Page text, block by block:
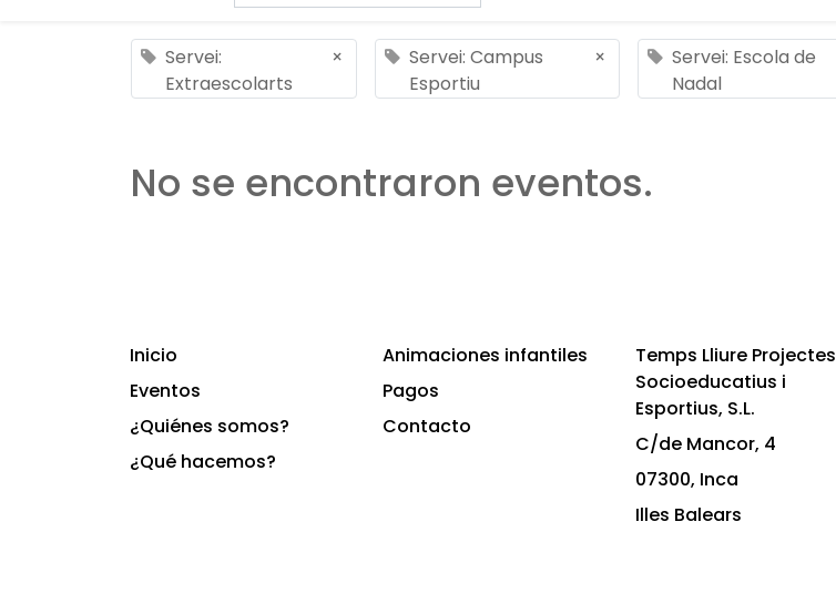
Servei:
Extraescolarts
×
Servei: Campus
Esportiu
×
Servei: Escola de
Nadal
No se encontraron eventos.
Inicio
Eventos
¿Quiénes somos?
¿Qué hacemos?
Animaciones infantiles
Pagos
Contacto
Temps Lliure Projectes
Socioeducatius i
Esportius, S.L.
C/de Mancor, 4
07300, Inca
Illes Balears